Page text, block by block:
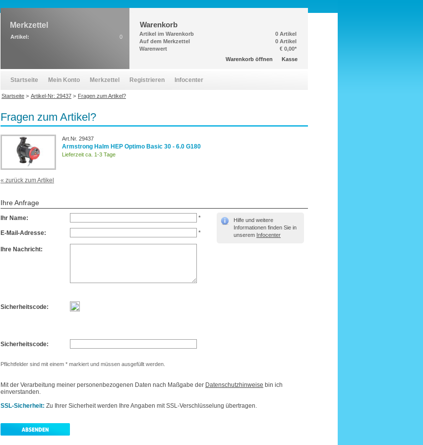
Fragen zum Artikel?
Art.Nr. 29437
Armstrong Halm HEP Optimo Basic 30 - 6.0 G180
Lieferzeit ca. 1-3 Tage
« zurück zum Artikel
Ihre Anfrage
Ihr Name: *
E-Mail-Adresse: *
Hilfe und weitere
Informationen finden Sie in
unserem Infocenter
Ihre Nachricht:
Sicherheitscode:
Sicherheitscode:
Pflichtfelder sind mit einem * markiert und müssen ausgefüllt werden.
Mit der Verarbeitung meiner personenbezogenen Daten nach Maßgabe der Datenschutzhinweise bin ich
einverstanden.
SSL-Sicherheit: Zu Ihrer Sicherheit werden Ihre Angaben mit SSL-Verschlüsselung übertragen.
Merkzettel
Artikel: 0
Warenkorb
Artikel im Warenkorb
0 Artikel
Auf dem Merkzettel
0 Artikel
Warenwert
€ 0,00*
Warenkorb öffnen
Kasse
Startseite Mein Konto Merkzettel Registrieren Infocenter
Startseite > Artikel-Nr: 29437 > Fragen zum Artikel?